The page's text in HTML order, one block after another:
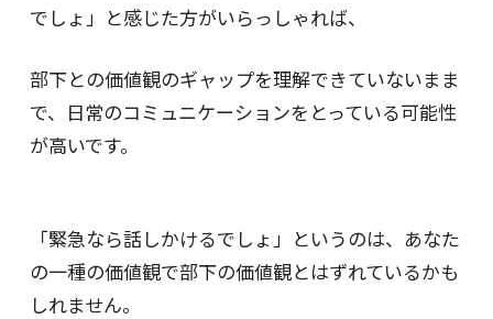
でしょ」と感じた方がいらっしゃれば、
部下との価値観のギャップを理解できていないまま
で、日常のコミュニケーションをとっている可能性
が高いです。
「緊急なら話しかけるでしょ」というのは、あなた
の一種の価値観で部下の価値観とはずれているかも
しれません。